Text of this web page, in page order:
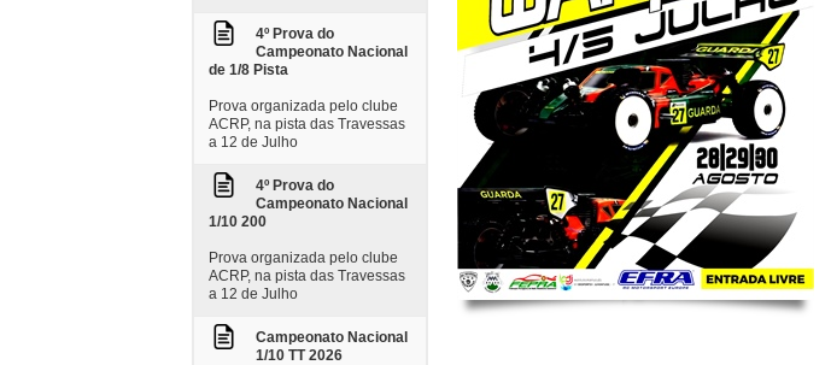
4º Prova do
Campeonato Nacional
de 1/8 Pista
Prova organizada pelo clube
ACRP, na pista das Travessas
a 12 de Julho
4º Prova do
Campeonato Nacional
1/10 200
Prova organizada pelo clube
ACRP, na pista das Travessas
a 12 de Julho
Campeonato Nacional
1/10 TT 2026